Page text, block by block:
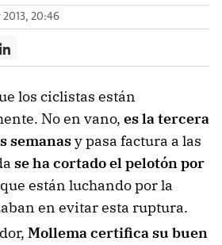
2013, 20:46
los ciclistas están
No en vano, es la tercera
semanasy pasa factura a las
se ha cortado el pelotón por
están luchando por la
en evitar esta ruptura.
Mollema certifica su buen